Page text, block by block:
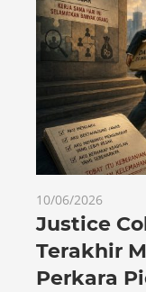
10/06/2026
Justice
Terakhir
Perkara